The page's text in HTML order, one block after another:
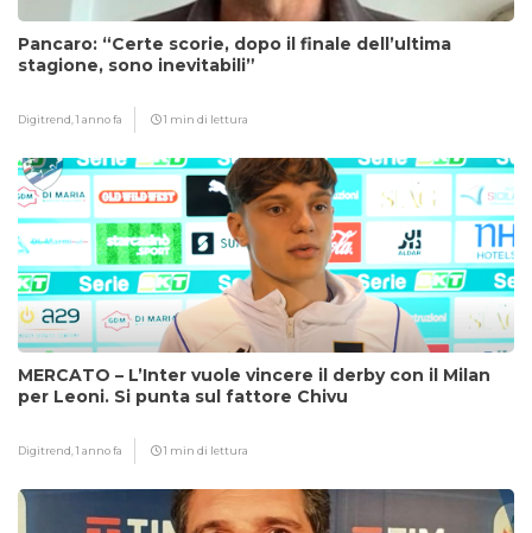
Pancaro: “Certe scorie, dopo il finale dell’ultima
stagione, sono inevitabili”
Digitrend,1 anno fa 1 min di lettura
MERCATO – L’Inter vuole vincere il derby con il Milan
per Leoni. Si punta sul fattore Chivu
Digitrend,1 anno fa 1 min di lettura